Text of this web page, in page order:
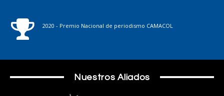
2020 - Premio Nacional de periodismo CAMACOL
Nuestros Aliados